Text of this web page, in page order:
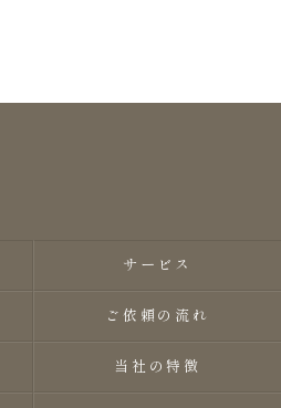
サービス
ご依頼の流れ
当社の特徴